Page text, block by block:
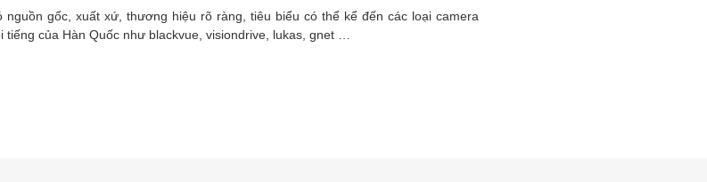
gốc, xuất xứ, thương hiệu rõ ràng, tiêu biểu có thể kể đến các loại camera
của Hàn Quốc như blackvue, visiondrive, lukas, gnet …